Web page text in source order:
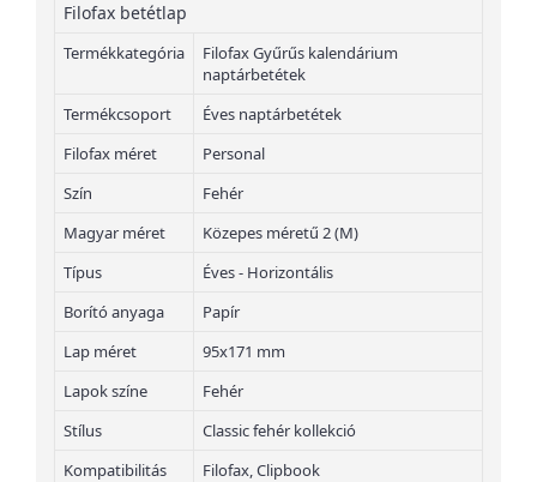
Filofax betétlap
Termékkategória
Filofax Gyűrűs kalendárium
naptárbetétek
Termékcsoport
Éves naptárbetétek
Filofax méret
Personal
Szín
Fehér
Magyar méret
Közepes méretű 2 (M)
Típus
Éves - Horizontális
Borító anyaga
Papír
Lap méret
95x171 mm
Lapok színe
Fehér
Stílus
Classic fehér kollekció
Kompatibilitás
Filofax, Clipbook